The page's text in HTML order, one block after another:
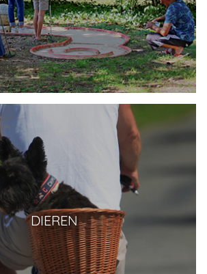
DIEREN